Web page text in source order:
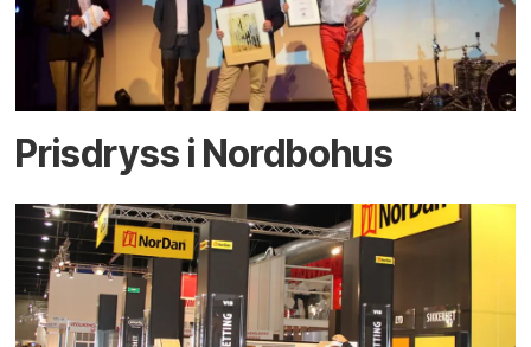
Prisdryss i Nordbohus